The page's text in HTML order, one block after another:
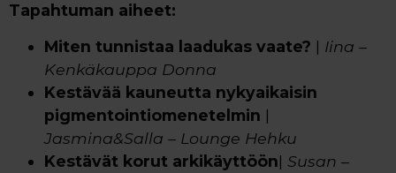
Tapahtuman aiheet:
Miten tunnistaa laadukas vaate? | Iina –
Kenkäkauppa Donna
Kestävää kauneutta nykyaikaisin
pigmentointiomenetelmin |
Jasmina&Salla – Lounge Hehku
Kestävät korut arkikäyttöön| Susan –